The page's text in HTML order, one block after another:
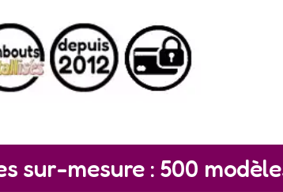
sur-mesure : 500